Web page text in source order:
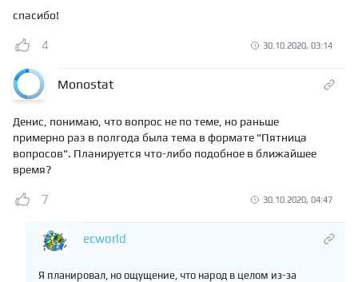
спасибо!
4 30.10.2020, 03:14
Monostat
Денис, понимаю, что вопрос не по теме, но раньше
примерно раз в полгода была тема в формате "Пятница
вопросов". Планируется что-либо подобное в ближайшее
время?
7 30.10.2020, 04:47
ecworld
Я планировал, но ощущение, что народ в целом из-за